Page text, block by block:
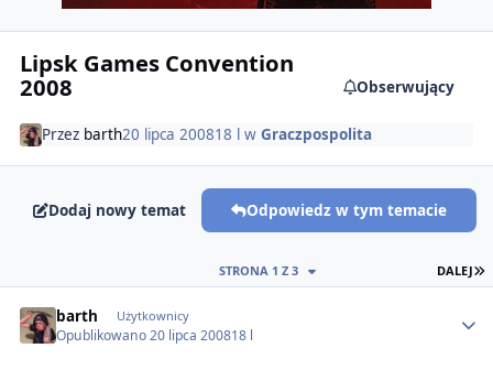
Lipsk Games Convention
2008 Obserwujący
Przez barth20 lipca 200818 l w Graczpospolita
Dodaj nowy temat Odpowiedz w tym temacie
DALEJ
STRONA 1 Z 3
barth Użytkownicy
Opublikowano20 lipca 200818 l